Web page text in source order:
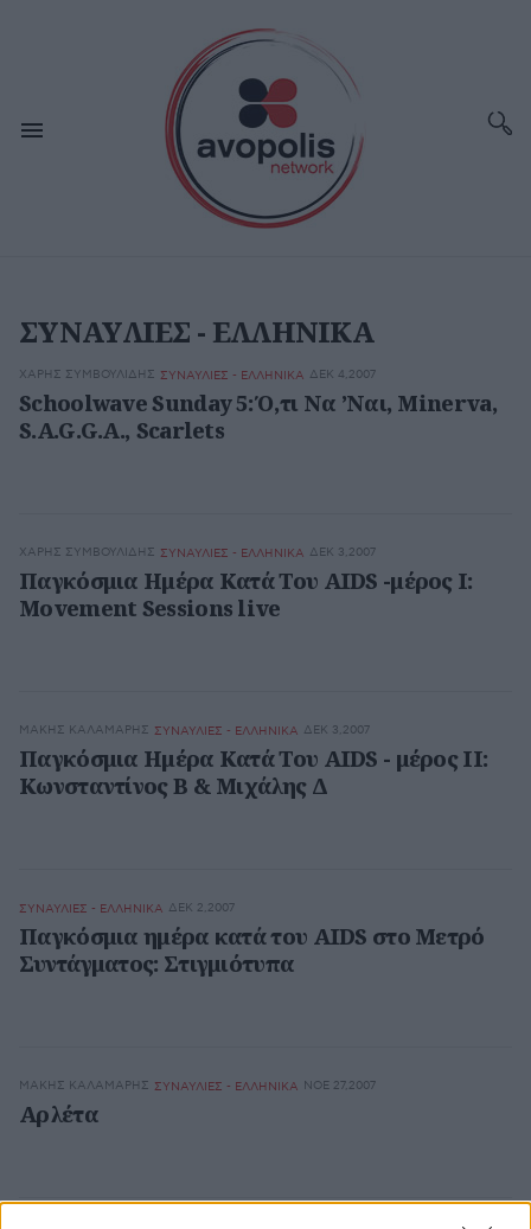
ΣΥΝΑΥΛΙΕΣ - ΕΛΛΗΝΙΚΑ
ΧΆΡΗΣ ΣΥΜΒΟΥΛΊΔΗΣ ΣΥΝΑΥΛΙΕΣ - ΕΛΛΗΝΙΚΑ ΔΕΚ 4,2007
Schoolwave Sunday 5: Ό,τι Να ’Ναι, Minerva,
S.A.G.G.A., Scarlets
ΧΆΡΗΣ ΣΥΜΒΟΥΛΊΔΗΣ ΣΥΝΑΥΛΙΕΣ - ΕΛΛΗΝΙΚΑ ΔΕΚ 3,2007
Παγκόσμια Ημέρα Κατά Του AIDS -μέρος I:
Movement Sessions live
ΜΆΚΗΣ ΚΑΛΑΜΆΡΗΣ ΣΥΝΑΥΛΙΕΣ - ΕΛΛΗΝΙΚΑ ΔΕΚ 3,2007
Παγκόσμια Ημέρα Κατά Του AIDS - μέρος II:
Κωνσταντίνος Β & Μιχάλης Δ
ΣΥΝΑΥΛΙΕΣ - ΕΛΛΗΝΙΚΑ ΔΕΚ 2,2007
Παγκόσμια ημέρα κατά του AIDS στο Μετρό
Συντάγματος: Στιγμιότυπα
ΜΆΚΗΣ ΚΑΛΑΜΆΡΗΣ ΣΥΝΑΥΛΙΕΣ - ΕΛΛΗΝΙΚΑ ΝΟΕ 27,2007
Αρλέτα